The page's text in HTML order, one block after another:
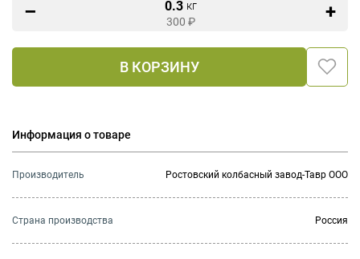
0.3 кг
300 ₽
В КОРЗИНУ
Информация о товаре
Производитель Ростовский колбасный завод-Тавр ООО
Страна производства Россия